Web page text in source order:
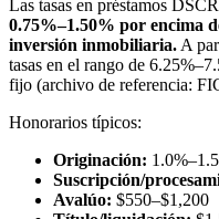
Las tasas en préstamos
0.75%–1.50% por encima
inversión inmobiliaria. A
tasas en el rango de
fijo (archivo de referencia:
Honorarios típicos:
Originación:
Suscripción/
Avalúo: $550–$1,200